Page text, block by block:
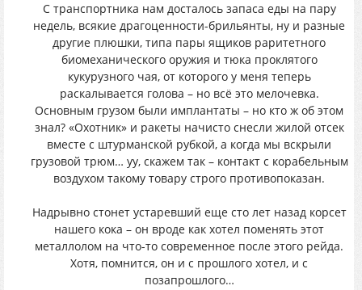
С транспортника нам досталось запаса еды на пару
недель, всякие драгоценности-брильянты, ну и разные
другие плюшки, типа пары ящиков раритетного
биомеханического оружия и тюка проклятого
кукурузного чая, от которого у меня теперь
раскалывается голова – но всё это мелочевка.
Основным грузом были имплантаты – но кто ж об этом
знал? «Охотник» и ракеты начисто снесли жилой отсек
вместе с штурманской рубкой, а когда мы вскрыли
грузовой трюм… уу, скажем так – контакт с корабельным
воздухом такому товару строго противопоказан.
Надрывно стонет устаревший еще сто лет назад корсет
нашего кока – он вроде как хотел поменять этот
металлолом на что-то современное после этого рейда.
Хотя, помнится, он и с прошлого хотел, и с
позапрошлого…